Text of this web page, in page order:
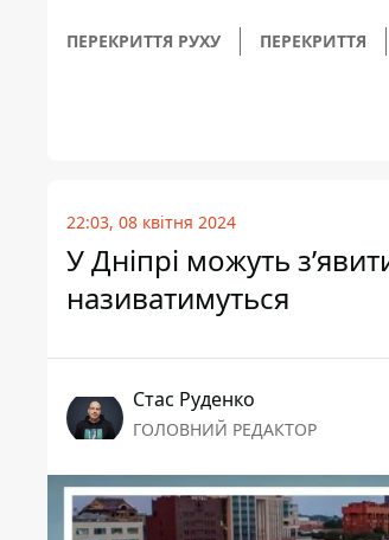
ПЕРЕКРИТТЯ РУХУ ПЕРЕКРИТТЯ
22:03, 08 квітня 2024
У Дніпрі можуть
називатимуться
Стас Руденко
ГОЛОВНИЙ РЕДАКТОР